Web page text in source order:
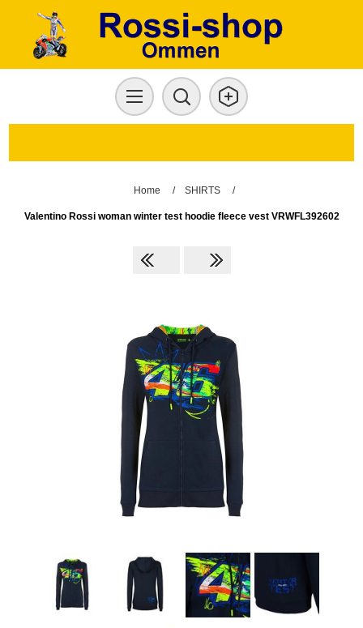
Home / SHIRTS /
Valentino Rossi woman winter test hoodie fleece vest VRWFL392602